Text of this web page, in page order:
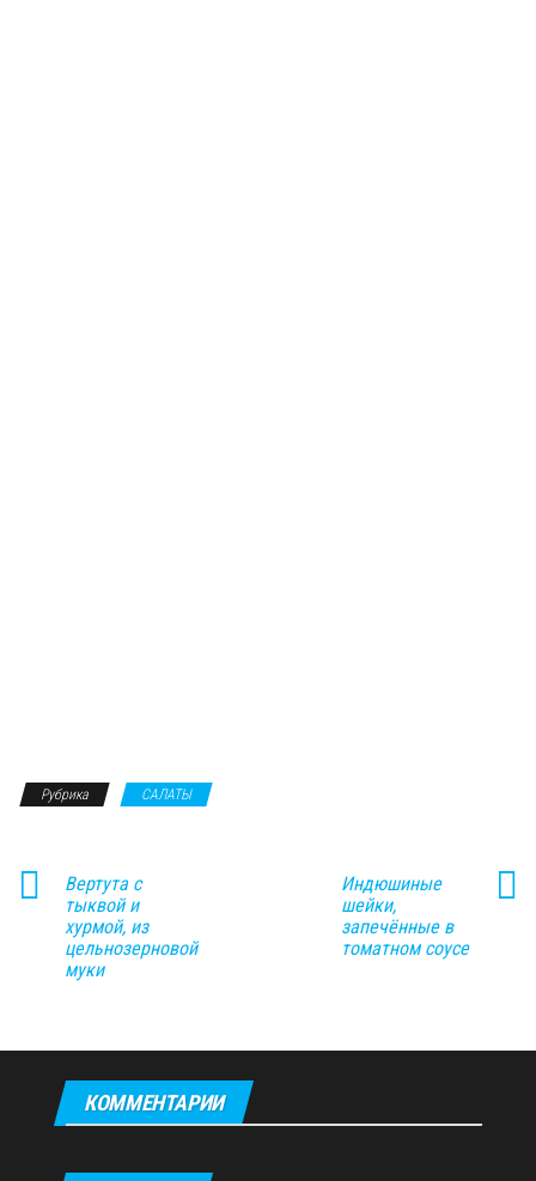
Рубрика САЛАТЫ
Вертута с
тыквой и
хурмой, из
цельнозерновой
муки
Индюшиные
шейки,
запечённые в
томатном соусе
КОММЕНТАРИИ